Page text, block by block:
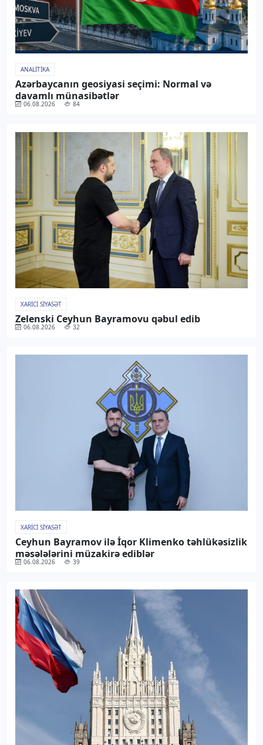
ANALITIKA
Azərbaycanın geosiyasi seçimi: Normal və
davamlı münasibətlər
06.08.2026 84
XARICI SIYASƏT
Zelenski Ceyhun Bayramovu qəbul edib
06.08.2026 32
XARICI SIYASƏT
Ceyhun Bayramov ilə İqor Klimenko təhlükəsizlik
məsələlərini müzakirə ediblər
06.08.2026 39